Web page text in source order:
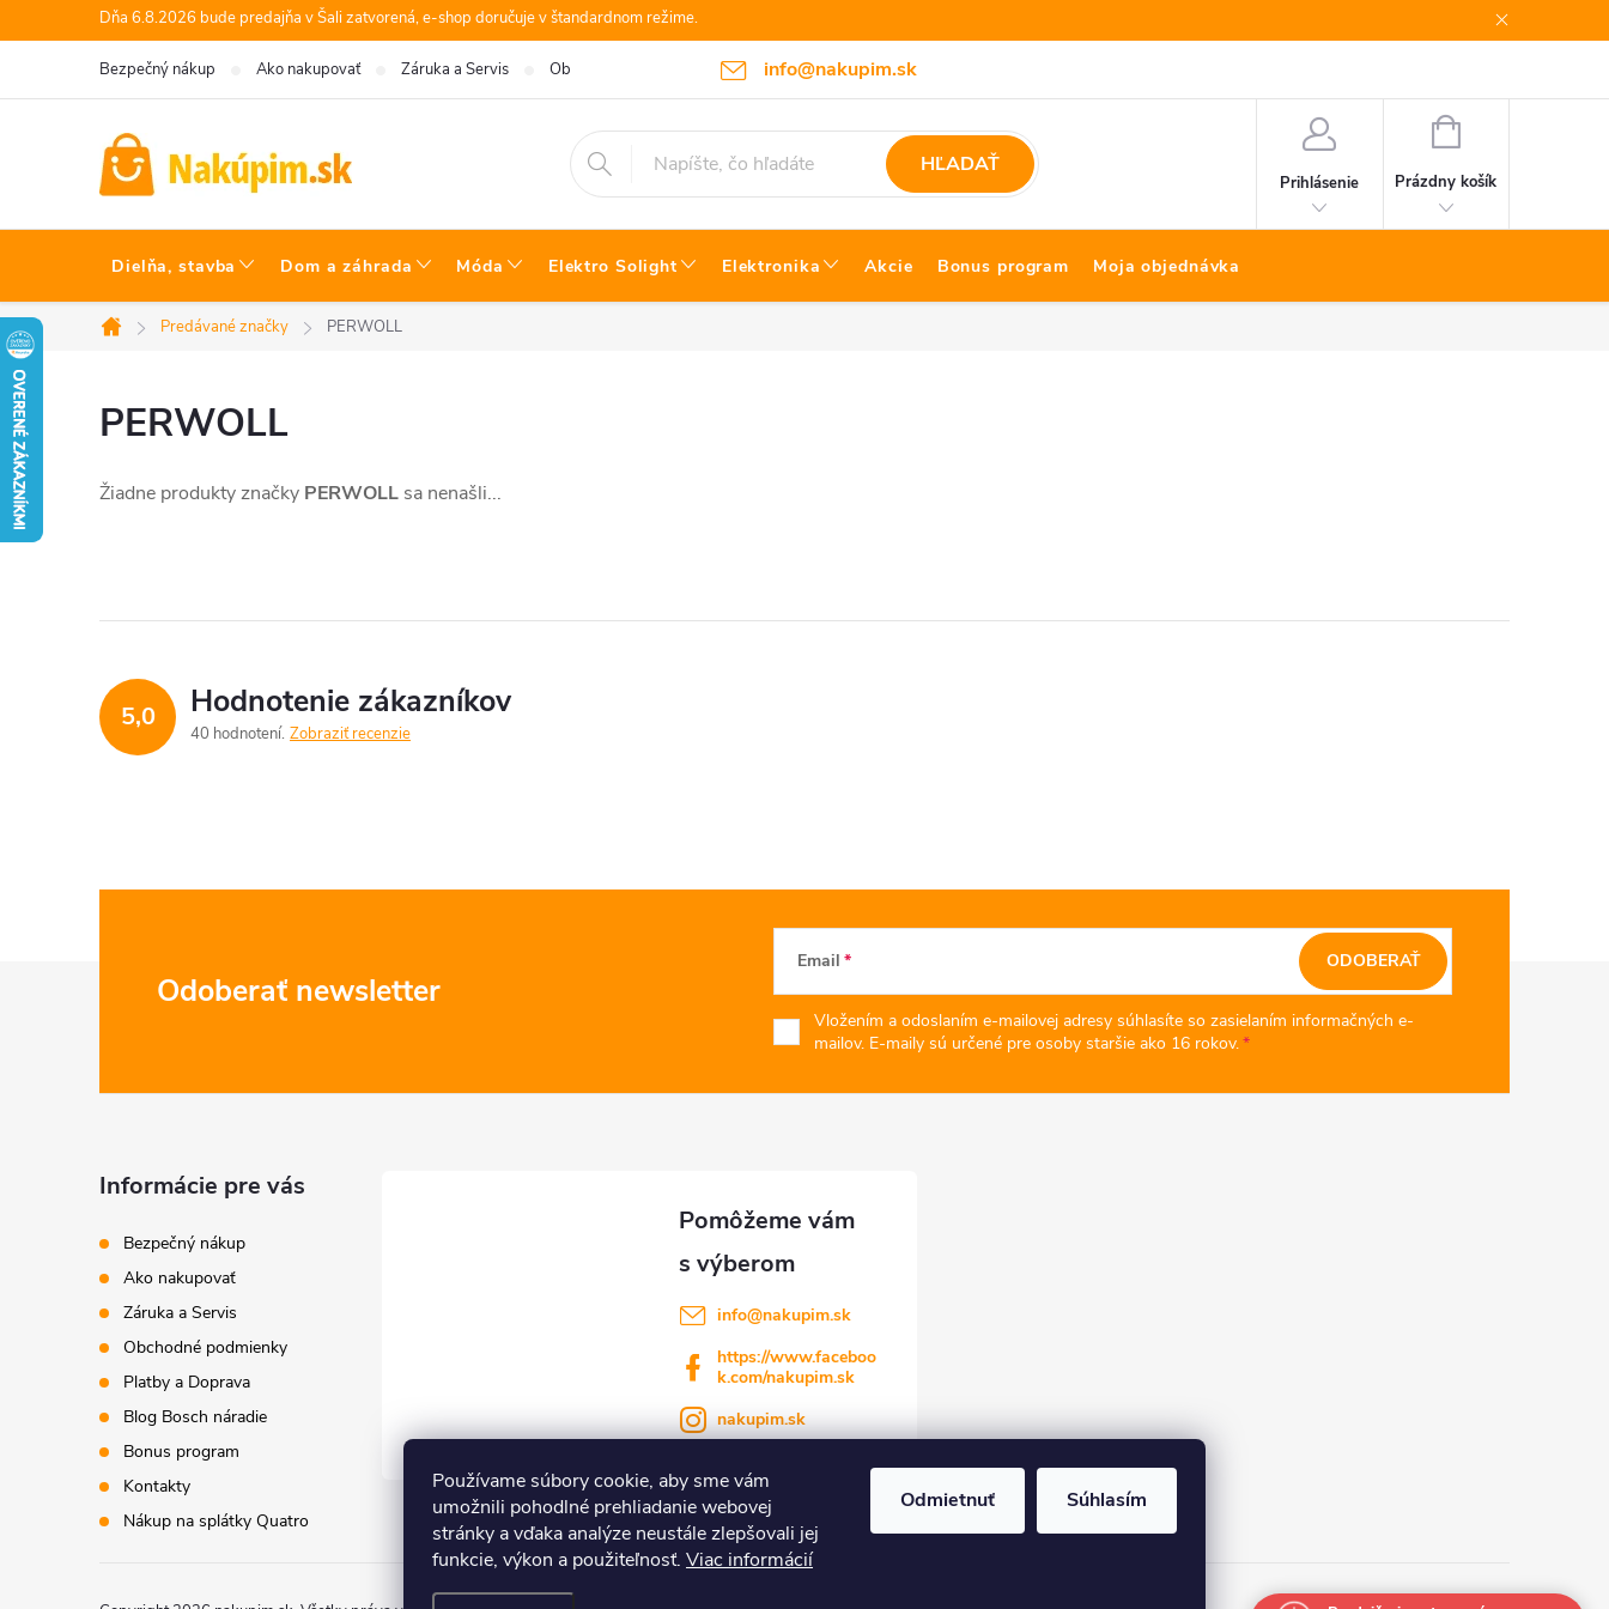
Používame súbory cookie, aby sme vám
umožnili pohodlné prehliadanie webovej
stránky a vďaka analýze neustále zlepšovali jej
funkcie, výkon a použiteľnosť. Viac informácií
Odmietnuť Súhlasím
na
Dňa 6.8.2026 bude predajňa v Šali zatvorená, e-shop doručuje v štandardnom režime.
info@nakupim.sk
Bezpečný nákup Ako nakupovať Záruka a Servis Obchodné podmienky Platby a Doprava Blog Bosch náradie
HĽADAŤ
Prihlásenie
NÁKUPNÝ
Prázdny košík
Dielňa, stavba Dom a záhrada Móda Elektro Solight Elektronika Akcie Bonus program Moja objednávka
Domov
Predávané značky PERWOLL
PERWOLL
Žiadne produkty značky PERWOLL sa nenašli...
5,0 Hodnotenie zákazníkov
40 hodnotení Zobraziť recenzie
Odoberať newsletter
Email
Vložením a odoslaním e-mailovej adresy súhlasíte so zasielaním informačných e-
mailov. E-maily sú určené pre osoby staršie ako 16 rokov.
ODOBERAŤ
Informácie pre vás
Bezpečný nákup
Ako nakupovať
Záruka a Servis
Obchodné podmienky
Platby a Doprava
Blog Bosch náradie
Bonus program
Kontakty
Nákup na splátky Quatro
info@nakupim.sk
https://www.faceboo
k.com/nakupim.sk
nakupim.sk